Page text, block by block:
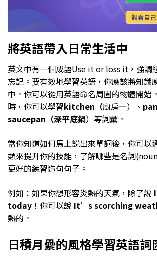
將英語帶入日常生活中
英文中有一個成語Use it or loss it，強調
忘記。要有效地學習英語，你應該將知識
中。你可以從用英語命名周圍的物體開始
時，你可以學習kitchen（廚房—）、
saucepan（深平底鍋）等詞彙。
當你知道如何馬上説出來單詞後，你可以
類來提升你的技能，了解哪些是名詞
更好的練習造句句子。
例如：如果你想形容炎熱的天氣，除了說
today ！你可以說 It’s scorching
熱的。
日積月纍的風格學習英語詞